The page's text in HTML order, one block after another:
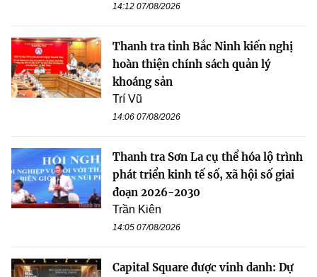
14:12 07/08/2026
Thanh tra tỉnh Bắc Ninh kiến nghị
hoàn thiện chính sách quản lý
khoáng sản
Trí Vũ
14:06 07/08/2026
Thanh tra Sơn La cụ thể hóa lộ trình
phát triển kinh tế số, xã hội số giai
đoạn 2026-2030
Trần Kiên
14:05 07/08/2026
Capital Square được vinh danh: Dự